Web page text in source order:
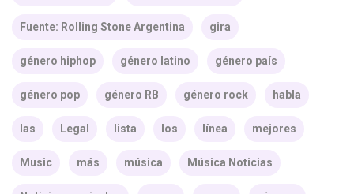
Fuente: Rolling Stone Argentina gira
género hiphop género latino género país
género pop género RB género rock habla
las Legal lista los línea mejores
Music más música Música Noticias